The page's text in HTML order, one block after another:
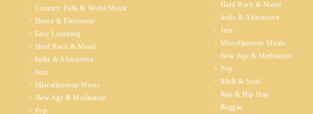
Country, Folk & World Music
Dance & Electronic
Easy Listening
Hard Rock & Metal
Indie & Alternative
Jazz
Miscellaneous Music
New Age & Meditation
Pop
Hard Rock & Metal
Indie & Alternative
Jazz
Miscellaneous Music
New Age & Meditation
Pop
R&B & Soul
Rap & Hip Hop
Reggae